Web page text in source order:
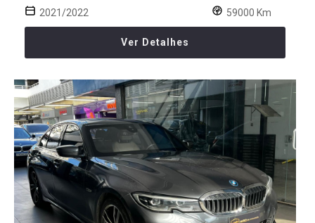
2021/2022 59000 Km
Ver Detalhes